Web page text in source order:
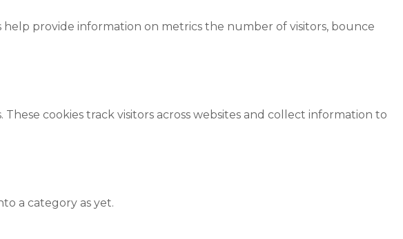
provide information on metrics the number of visitors, bounce
cookies track visitors across websites and collect information to
a category as yet.